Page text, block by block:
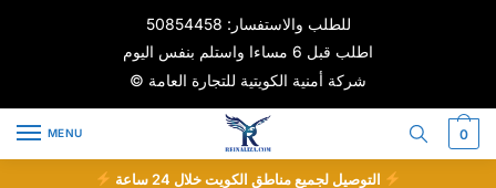
للطلب والاستفسار: 50854458
اطلب قبل 6 مساءا واستلم بنفس اليوم
© شركة أمنية الكويتية للتجارة العامة
MENU 0